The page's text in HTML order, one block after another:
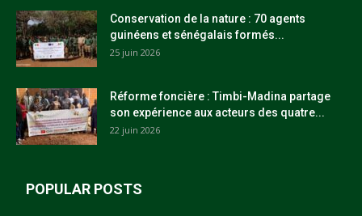
Conservation de la nature : 70 agents
guinéens et sénégalais formés...
25 juin 2026
Réforme foncière : Timbi-Madina partage
son expérience aux acteurs des quatre...
22 juin 2026
POPULAR POSTS